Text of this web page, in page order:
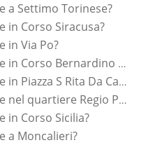
a Settimo Torinese?
in Corso Siracusa?
in Via Po?
Vendere o Affittare in Corso Bernardino Telesio?
Vendere o Affittare in Piazza S Rita Da Cascia?
Vendere o Affittare nel quartiere Regio Parco?
in Corso Sicilia?
a Moncalieri?